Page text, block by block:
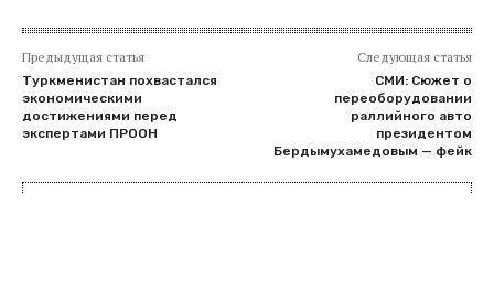
Предыдущая статья
Туркменистан похвастался
экономическими
достижениями перед
экспертами ПРООН
Следующая статья
СМИ: Сюжет о
переоборудовании
раллийного авто
президентом
Бердымухамедовым — фейк